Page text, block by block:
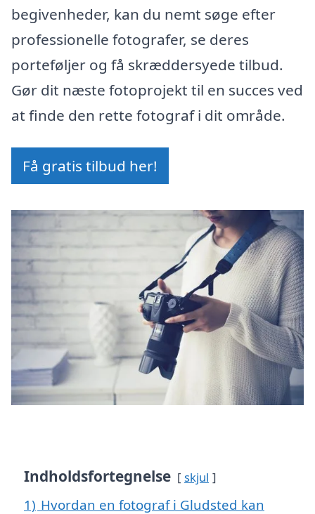
begivenheder, kan du nemt søge efter
professionelle fotografer, se deres
porteføljer og få skræddersyede tilbud.
Gør dit næste fotoprojekt til en succes ved
at finde den rette fotograf i dit område.
Få gratis tilbud her!
Indholdsfortegnelse skjul
1) Hvordan en fotograf i Gludsted kan